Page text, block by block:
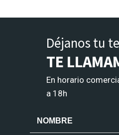
Déjanos tu
TE
En horario
a 18h